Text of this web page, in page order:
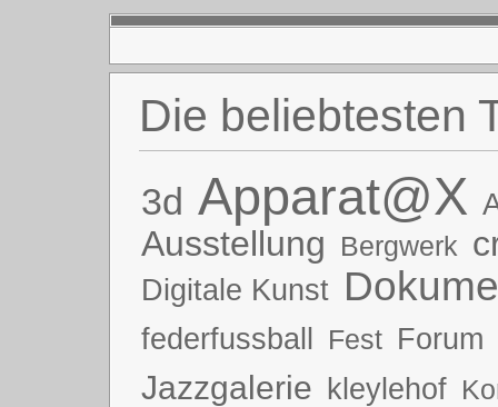
Die beliebtesten
3d Apparat@X
Ausstellung Bergwerk
Digitale Kunst
federfussball Fest Forum
Jazzgalerie kleylehof